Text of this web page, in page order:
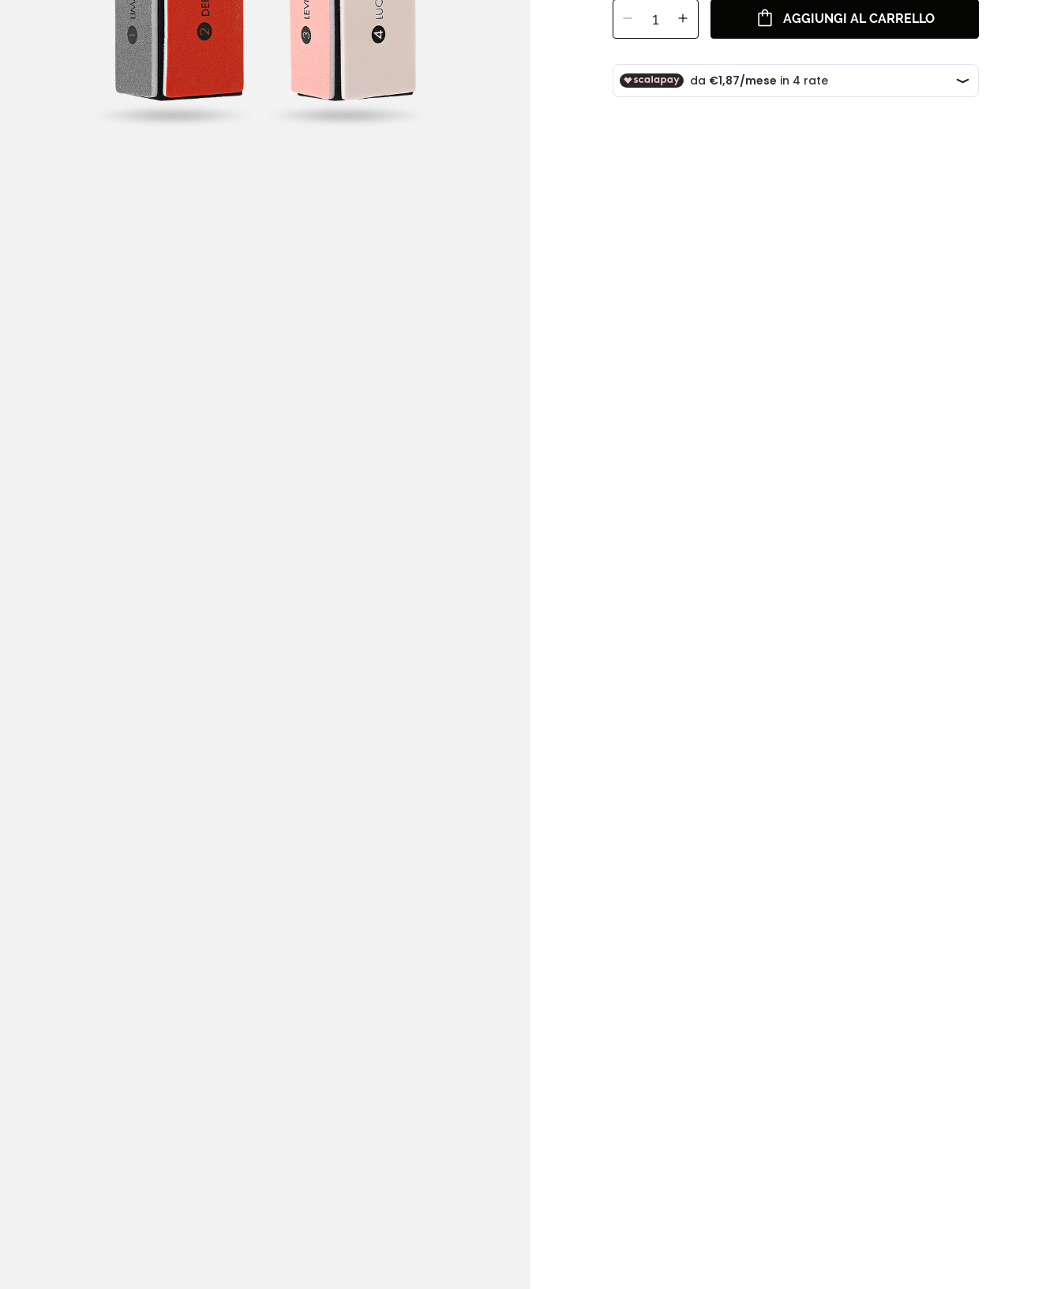
1 AGGIUNGI AL CARRELLO